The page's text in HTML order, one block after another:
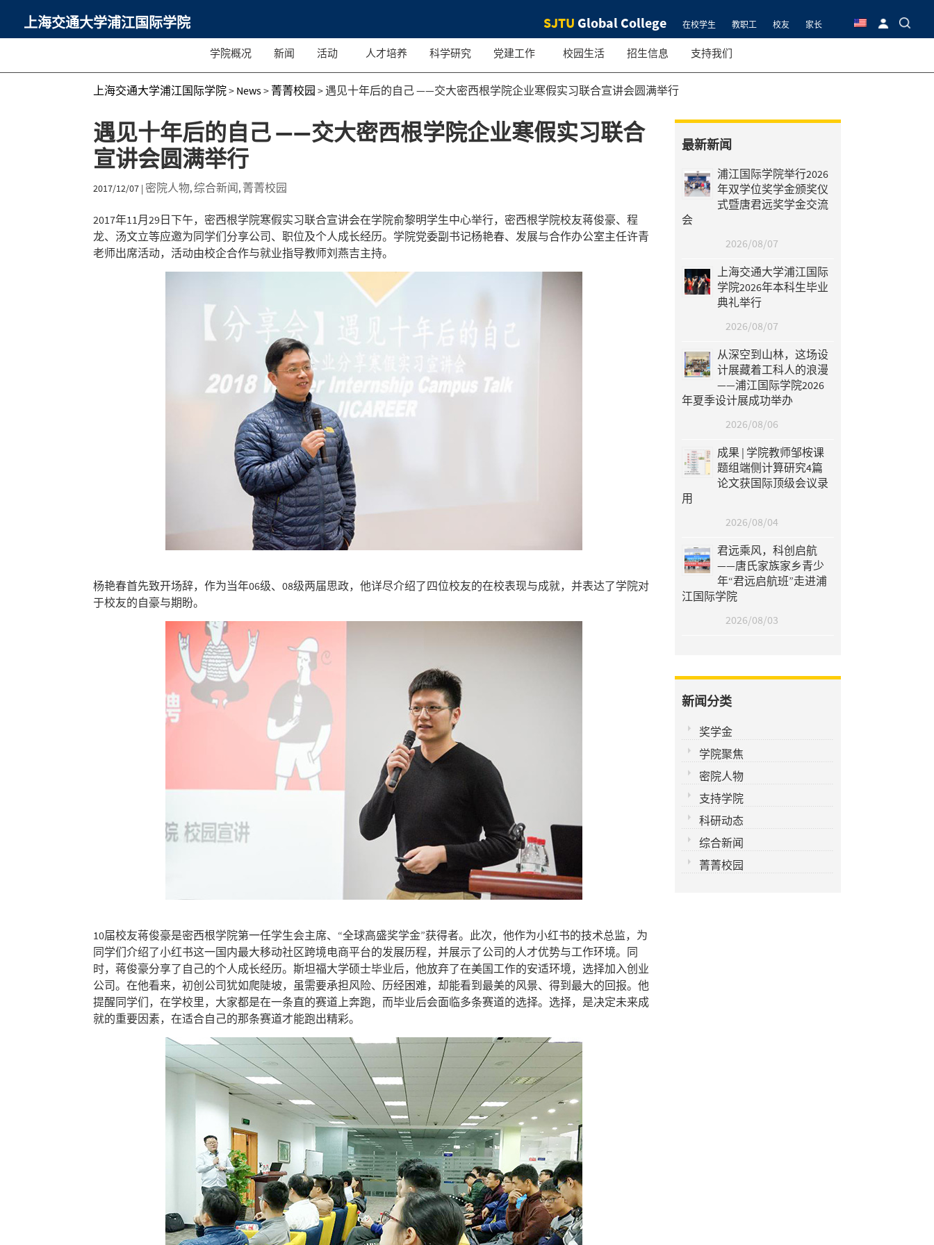
上海交通大学浦江国际学院 SJTU Global College 在校学生 教职工 校友 家长
学院概况 新闻 活动 人才培养 科学研究 党建工作 校园生活 招生信息 支持我们
上海交通大学浦江国际学院> News>菁菁校园 >遇见十年后的自己 ——交大密西根学院企业寒假实习联合宣讲会圆满举行
遇见十年后的自己 ——交大密西根学院企业寒假实习联合
宣讲会圆满举行
2017/12/07 | 密院人物,综合新闻, 菁菁校园
2017年11月29日下午，密西根学院寒假实习联合宣讲会在学院俞黎明学生中心举行，密西根学院校友蒋俊豪、程
龙、汤文立等应邀为同学们分享公司、职位及个人成长经历。学院党委副书记杨艳春、发展与合作办公室主任许青
老师出席活动，活动由校企合作与就业指导教师刘燕吉主持。
杨艳春首先致开场辞，作为当年06级、08级两届思政，他详尽介绍了四位校友的在校表现与成就，并表达了学院对
于校友的自豪与期盼。
10届校友蒋俊豪是密西根学院第一任学生会主席、“全球高盛奖学金”获得者。此次，他作为小红书的技术总监，为
同学们介绍了小红书这一国内最大移动社区跨境电商平台的发展历程，并展示了公司的人才优势与工作环境。同
时，蒋俊豪分享了自己的个人成长经历。斯坦福大学硕士毕业后，他放弃了在美国工作的安适环境，选择加入创业
公司。在他看来，初创公司犹如爬陡坡，虽需要承担风险、历经困难，却能看到最美的风景、得到最大的回报。他
提醒同学们，在学校里，大家都是在一条直的赛道上奔跑，而毕业后会面临多条赛道的选择。选择，是决定未来成
就的重要因素，在适合自己的那条赛道才能跑出精彩。
最新新闻
浦江国际学院举行2026
年双学位奖学金颁奖仪
式暨唐君远奖学金交流
会
2026/08/07
上海交通大学浦江国际
学院2026年本科生毕业
典礼举行
2026/08/07
从深空到山林，这场设
计展藏着工科人的浪漫
——浦江国际学院2026
年夏季设计展成功举办
2026/08/06
成果 | 学院教师邹桉课
题组端侧计算研究4篇
论文获国际顶级会议录
用
2026/08/04
君远乘风，科创启航
——唐氏家族家乡青少
年“君远启航班”走进浦
江国际学院
2026/08/03
新闻分类
奖学金
学院聚焦
密院人物
支持学院
科研动态
综合新闻
菁菁校园